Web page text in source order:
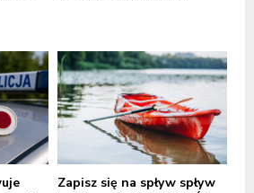
Zapisz się na spływ spływ